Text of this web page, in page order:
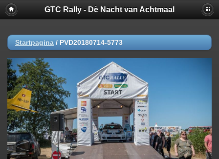
GTC Rally - Dè Nacht van Achtmaal
Startpagina / PVD20180714-5773